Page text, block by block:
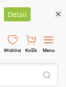
Detail
Wishlist Košík Menu